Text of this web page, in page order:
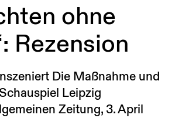
ohne
Rezension
Die Maßnahme und
Leipzig
Zeitung, 3. April